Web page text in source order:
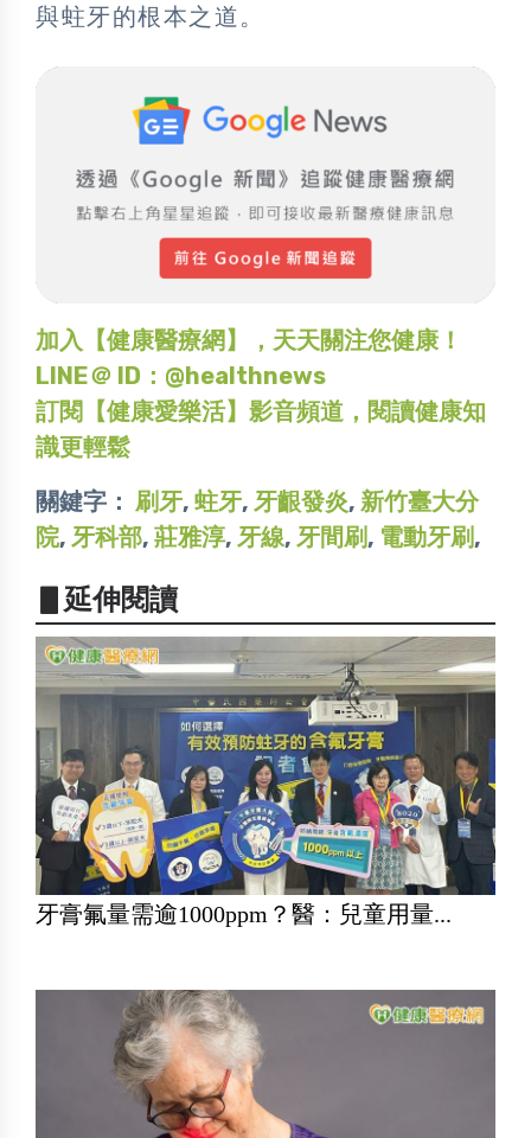
與蛀牙的根本之道。
加入【健康醫療網】，天天關注您健康！
LINE＠ ID：@healthnews
訂閱【健康愛樂活】影音頻道，閱讀健康知
識更輕鬆
關鍵字： 刷牙, 蛀牙, 牙齦發炎, 新竹臺大分
院, 牙科部, 莊雅淳, 牙線, 牙間刷, 電動牙刷,
▋延伸閱讀
牙膏氟量需逾1000ppm？醫：兒童用量...